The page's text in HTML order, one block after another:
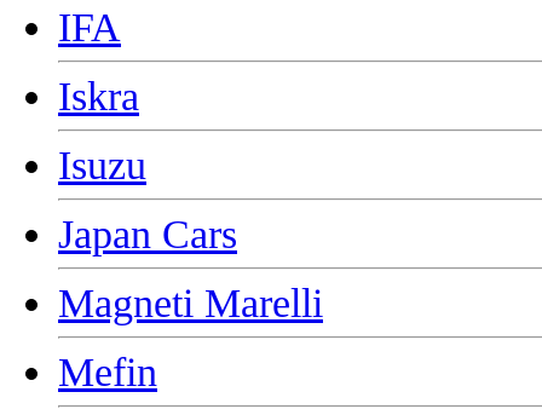
IFA
Iskra
Isuzu
Japan Cars
Magneti Marelli
Mefin